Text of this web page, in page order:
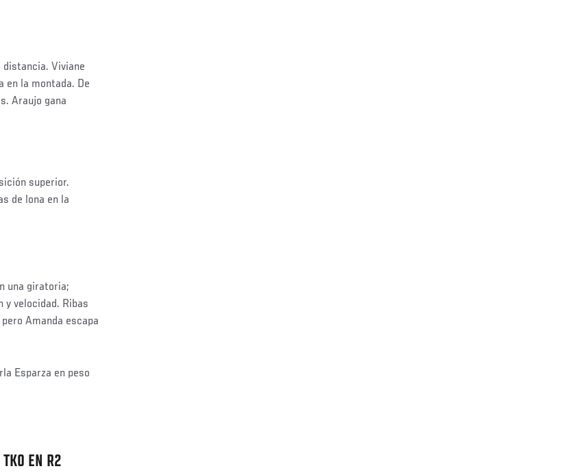
distancia. Viviane
en la montada. De
Araujo gana
superior.
de lona en la
una giratoria;
y velocidad. Ribas
Amanda escapa
Esparza en peso
EN R2